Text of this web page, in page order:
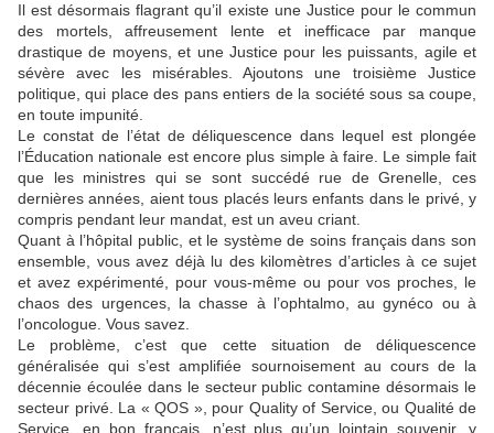
Il est désormais flagrant qu’il existe une Justice pour le commun
des mortels, affreusement lente et inefficace par manque
drastique de moyens, et une Justice pour les puissants, agile et
sévère avec les misérables. Ajoutons une troisième Justice
politique, qui place des pans entiers de la société sous sa coupe,
en toute impunité.
Le constat de l’état de déliquescence dans lequel est plongée
l’Éducation nationale est encore plus simple à faire. Le simple fait
que les ministres qui se sont succédé rue de Grenelle, ces
dernières années, aient tous placés leurs enfants dans le privé, y
compris pendant leur mandat, est un aveu criant.
Quant à l’hôpital public, et le système de soins français dans son
ensemble, vous avez déjà lu des kilomètres d’articles à ce sujet
et avez expérimenté, pour vous-même ou pour vos proches, le
chaos des urgences, la chasse à l’ophtalmo, au gynéco ou à
l’oncologue. Vous savez.
Le problème, c’est que cette situation de déliquescence
généralisée qui s’est amplifiée sournoisement au cours de la
décennie écoulée dans le secteur public contamine désormais le
secteur privé. La « QOS », pour Quality of Service, ou Qualité de
Service, en bon français, n’est plus qu’un lointain souvenir, y